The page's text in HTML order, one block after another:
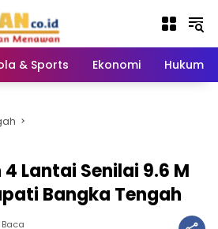
& Sports Ekonomi Hukum
Lantai Senilai 9.6 M
Bangka Tengah